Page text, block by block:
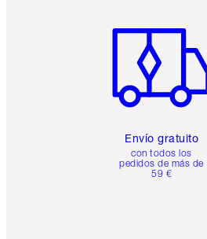
Envío gratuito
con todos los
pedidos de más de
59 €